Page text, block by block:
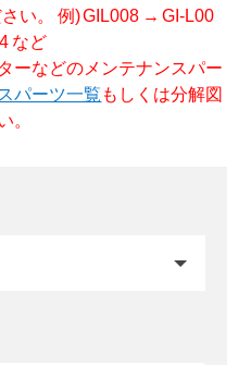
い。 例) GIL008 → GI-L00
など
ーなどのメンテナンスパー
パーツ一覧 もしくは分解図
。